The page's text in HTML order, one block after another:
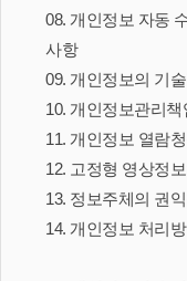
08. 개인정보 자동
사항
09. 개인정보의 기
10. 개인정보관리
11. 개인정보 열람
12. 고정형 영상정
13. 정보주체의 권
14. 개인정보 처리